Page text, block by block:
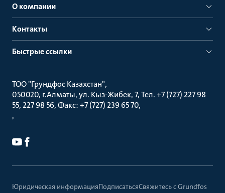
О компании
Контакты
Быстрые ссылки
ТОО "Грундфос Казахстан"
050020, г.Алматы, ул. Кыз-Жибек, 7, Тел. +7 (727) 227 98
55, 227 98 56, Факс: +7 (727) 239 65 70
Юридическая информацияПодписатьсяСвяжитесь с Grundfos